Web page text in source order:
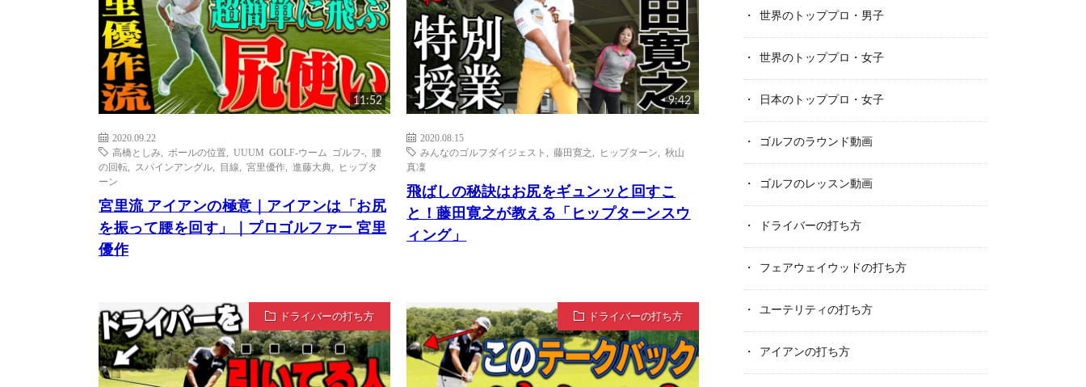
11:52
2020.09.22
高橋としみ
ボールの位置 UUUM GOLF-ウーム ゴルフ-
腰
の回転
スパインアングル 目線 宮里優作 進藤大典
ヒップタ
ーン
宮里流 アイアンの極意｜アイアンは「お尻
を振って腰を回す」｜プロゴルファー 宮里
優作
9:42
2020.08.15
みんなのゴルフダイジェスト
,藤田寛之 ヒップターン ,秋山
真凜
飛ばしの秘訣はお尻をギュンッと回すこ
と！藤田寛之が教える「ヒップターンスウ
ィング」
ドライバーの打ち方 ドライバーの打ち方
世界のトッププロ・男子
世界のトッププロ・女子
日本のトッププロ・女子
ゴルフのラウンド動画
ゴルフのレッスン動画
ドライバーの打ち方
フェアウェイウッドの打ち方
ユーテリティの打ち方
アイアンの打ち方